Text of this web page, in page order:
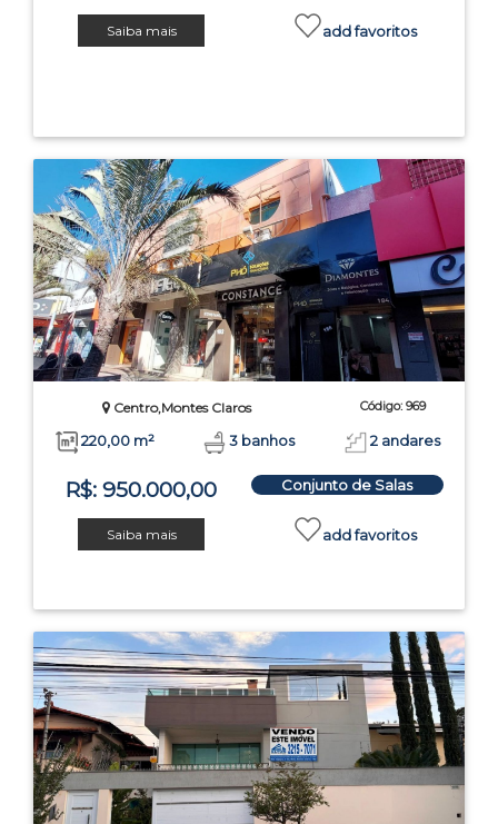
Saiba mais add favoritos
Centro,Montes Claros Código: 969
220,00 m² 3 banhos 2 andares
R$: 950.000,00 Conjunto de Salas
Saiba mais add favoritos